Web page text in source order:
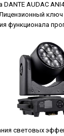
DANTE AUDAC
ключ
функционала
световых